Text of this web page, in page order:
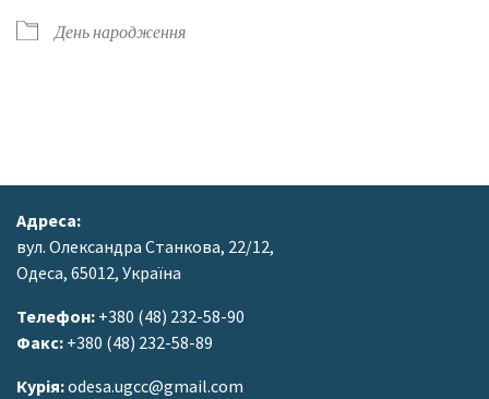
День народження
Адреса:
вул. Олександра Станкова, 22/12,
Одеса, 65012, Україна
Телефон: +380 (48) 232-58-90
Факс: +380 (48) 232-58-89
Курія:odesa.ugcc@gmail.com